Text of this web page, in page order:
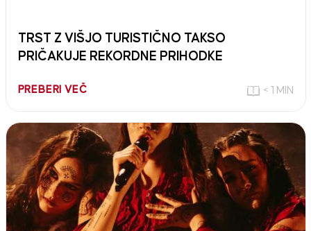
TRST Z VIŠJO TURISTIČNO TAKSO
PRIČAKUJE REKORDNE PRIHODKE
PREBERI VEČ < 1 MIN